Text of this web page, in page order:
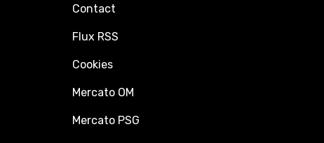
Contact
Flux RSS
Cookies
Mercato OM
Mercato PSG